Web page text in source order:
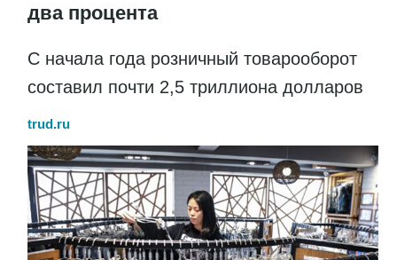
два процента
С начала года розничный товарооборот
составил почти 2,5 триллиона долларов
trud.ru